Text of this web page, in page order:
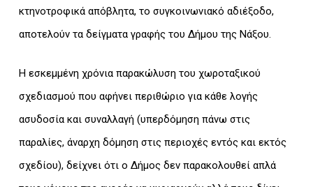
κτηνοτροφικά απόβλητα, το συγκοινωνιακό αδιέξοδο,
αποτελούν τα δείγματα γραφής του Δήμου της Νάξου.
Η εσκεμμένη χρόνια παρακώλυση του χωροταξικού
σχεδιασμού που αφήνει περιθώριο για κάθε λογής
ασυδοσία και συναλλαγή (υπερδόμηση πάνω στις
παραλίες, άναρχη δόμηση στις περιοχές εντός και εκτός
σχεδίου), δείχνει ότι ο Δήμος δεν παρακολουθεί απλά